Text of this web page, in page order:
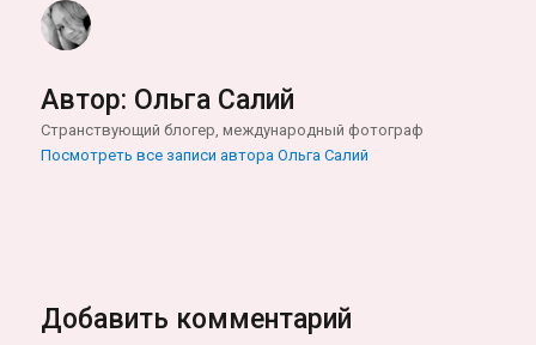
Автор: Ольга Салий
Странствующий блогер, международный фотограф
Посмотреть все записи автора Ольга Салий
Добавить комментарий